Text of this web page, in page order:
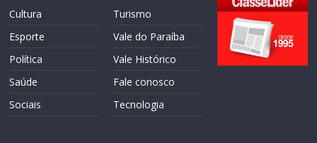
Cultura
Esporte
Política
Saúde
Sociais
Turismo
Vale do Paraíba
Vale Histórico
Fale conosco
Tecnologia